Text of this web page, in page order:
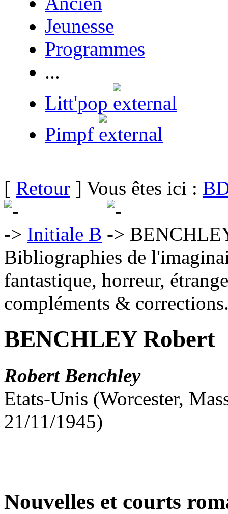
Jeunesse
Programmes
...
Litt'pop
Pimpf
[ Retour ] Vous êtes ici :
Initiale B
Bibliographies de
fantastique, horreur,
compléments &
BENCHLEY Robert
Robert Benchley
Etats-Unis (Worcester,
21/11/1945)
Nouvelles et courts